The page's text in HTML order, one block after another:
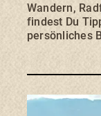
Wandern,
findest Du
persönliches